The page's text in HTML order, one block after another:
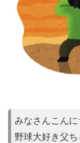
みなさんこんに
野球大好き父ち